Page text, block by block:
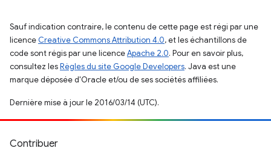
Sauf indication contraire, le contenu de cette page est régi par une
licence Creative Commons Attribution 4.0, et les échantillons de
code sont régis par une licenceApache 2.0. Pour en savoir plus,
consultez lesRègles du site Google Developers. Java est une
marque déposée d'Oracle et/ou de ses sociétés affiliées.
Dernière mise à jour le 2016/03/14 (UTC).
Contribuer